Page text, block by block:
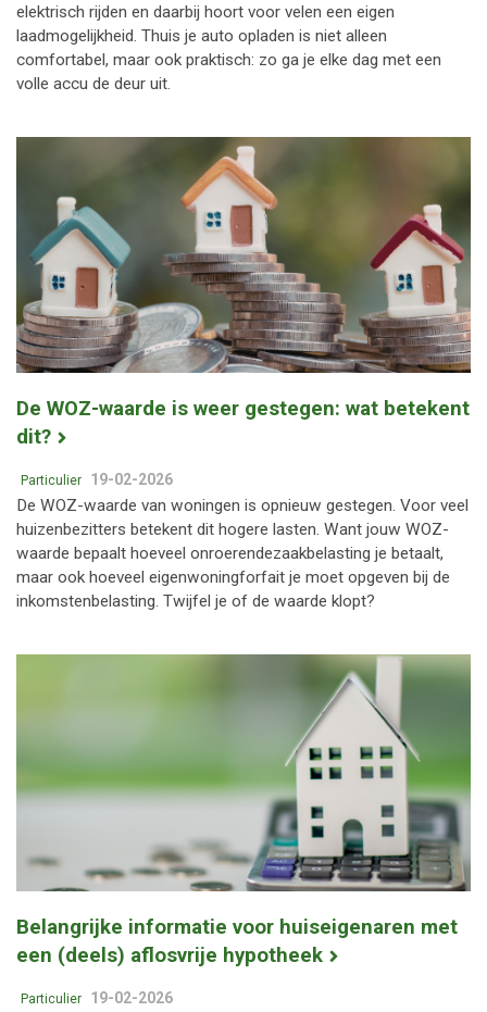
elektrisch rijden en daarbij hoort voor velen een eigen
laadmogelijkheid. Thuis je auto opladen is niet alleen
comfortabel, maar ook praktisch: zo ga je elke dag met een
volle accu de deur uit.
De WOZ-waarde is weer gestegen: wat betekent
dit?
Particulier 19-02-2026
De WOZ-waarde van woningen is opnieuw gestegen. Voor veel
huizenbezitters betekent dit hogere lasten. Want jouw WOZ-
waarde bepaalt hoeveel onroerendezaakbelasting je betaalt,
maar ook hoeveel eigenwoningforfait je moet opgeven bij de
inkomstenbelasting. Twijfel je of de waarde klopt?
Belangrijke informatie voor huiseigenaren met
een (deels) aflosvrije hypotheek
Particulier 19-02-2026